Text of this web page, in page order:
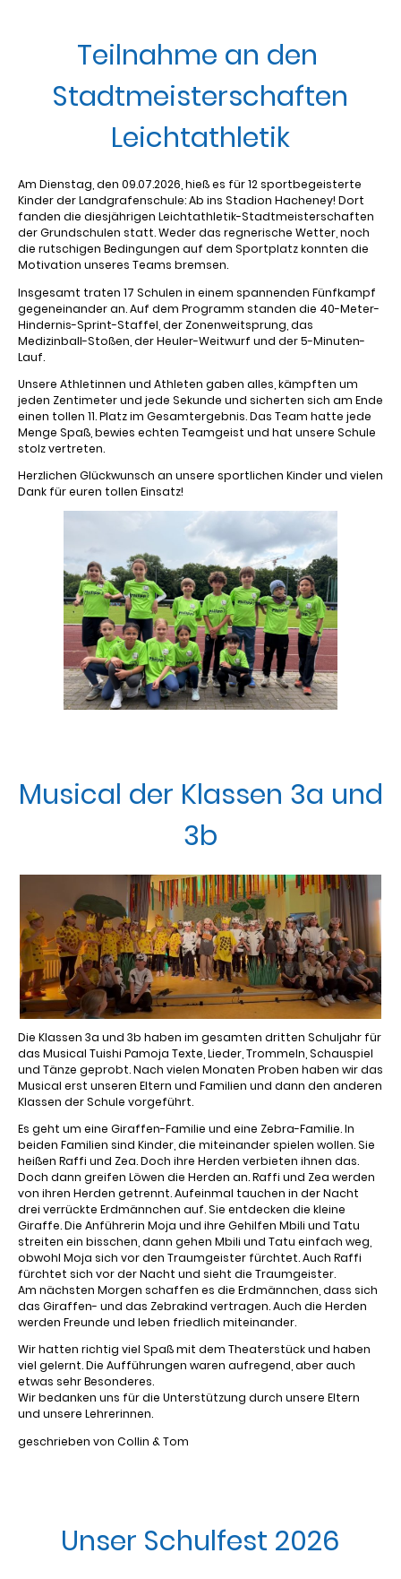
Teilnahme an den
Stadtmeisterschaften
Leichtathletik
Am Dienstag, den 09.07.2026, hieß es für 12 sportbegeisterte
Kinder der Landgrafenschule: Ab ins Stadion Hacheney! Dort
fanden die diesjährigen Leichtathletik-Stadtmeisterschaften
der Grundschulen statt. Weder das regnerische Wetter, noch
die rutschigen Bedingungen auf dem Sportplatz konnten die
Motivation unseres Teams bremsen.
Insgesamt traten 17 Schulen in einem spannenden Fünfkampf
gegeneinander an. Auf dem Programm standen die 40-Meter-
Hindernis-Sprint-Staffel, der Zonenweitsprung, das
Medizinball-Stoßen, der Heuler-Weitwurf und der 5-Minuten-
Lauf.
Unsere Athletinnen und Athleten gaben alles, kämpften um
jeden Zentimeter und jede Sekunde und sicherten sich am Ende
einen tollen 11. Platz im Gesamtergebnis. Das Team hatte jede
Menge Spaß, bewies echten Teamgeist und hat unsere Schule
stolz vertreten.
Herzlichen Glückwunsch an unsere sportlichen Kinder und vielen
Dank für euren tollen Einsatz!
Musical der Klassen 3a und
3b
Die Klassen 3a und 3b haben im gesamten dritten Schuljahr für
das Musical Tuishi Pamoja Texte, Lieder, Trommeln, Schauspiel
und Tänze geprobt. Nach vielen Monaten Proben haben wir das
Musical erst unseren Eltern und Familien und dann den anderen
Klassen der Schule vorgeführt.
Es geht um eine Giraffen-Familie und eine Zebra-Familie. In
beiden Familien sind Kinder, die miteinander spielen wollen. Sie
heißen Raffi und Zea. Doch ihre Herden verbieten ihnen das.
Doch dann greifen Löwen die Herden an. Raffi und Zea werden
von ihren Herden getrennt. Aufeinmal tauchen in der Nacht
drei verrückte Erdmännchen auf. Sie entdecken die kleine
Giraffe. Die Anführerin Moja und ihre Gehilfen Mbili und Tatu
streiten ein bisschen, dann gehen Mbili und Tatu einfach weg,
obwohl Moja sich vor den Traumgeister fürchtet. Auch Raffi
fürchtet sich vor der Nacht und sieht die Traumgeister.
Am nächsten Morgen schaffen es die Erdmännchen, dass sich
das Giraffen- und das Zebrakind vertragen. Auch die Herden
werden Freunde und leben friedlich miteinander.
Wir hatten richtig viel Spaß mit dem Theaterstück und haben
viel gelernt. Die Aufführungen waren aufregend, aber auch
etwas sehr Besonderes.
Wir bedanken uns für die Unterstützung durch unsere Eltern
und unsere Lehrerinnen.
geschrieben von Collin & Tom
Unser Schulfest 2026